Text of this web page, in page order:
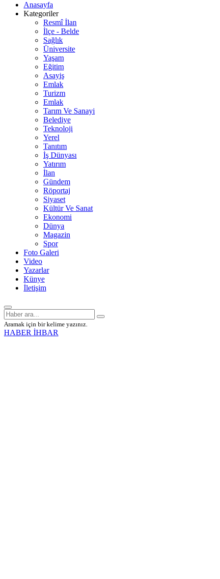
Anasayfa
Kategoriler
Resmî İlan
İlçe - Belde
Sağlık
Üniversite
Yaşam
Eğitim
Asayiş
Emlak
Turizm
Emlak
Tarım Ve Sanayi
Belediye
Teknoloji
Yerel
Tanıtım
İş Dünyası
Yatırım
İlan
Gündem
Röportaj
Siyaset
Kültür Ve Sanat
Ekonomi
Dünya
Magazin
Spor
Foto Galeri
Video
Yazarlar
Künye
İletişim
Aramak için bir kelime yazınız.
HABER İHBAR